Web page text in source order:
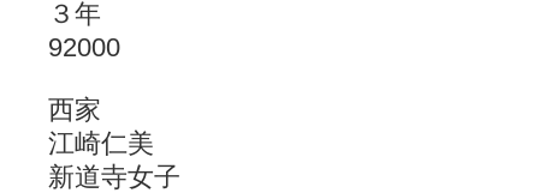
３年
92000
西家
江崎仁美
新道寺女子